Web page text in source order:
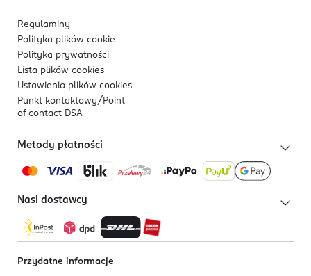
Regulaminy
Polityka plików cookie
Polityka prywatności
Lista plików cookies
Ustawienia plików cookies
Punkt kontaktowy/ Point
of contact DSA
Metody płatności
Nasi dostawcy
Przydatne informacje